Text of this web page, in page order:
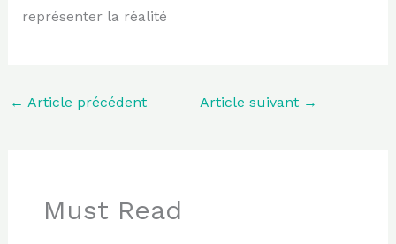
représenter la réalité
← Article précédent Article suivant →
Must Read